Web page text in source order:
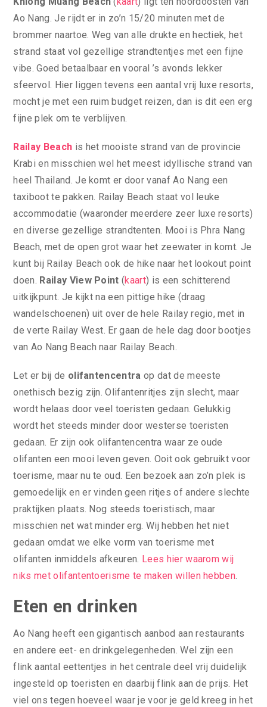
Ao Nang. Je rijdt er in zo’n 15/20 minuten met de
brommer naartoe. Weg van alle drukte en hectiek, het
strand staat vol gezellige strandtentjes met een fijne
vibe. Goed betaalbaar en vooral ’s avonds lekker
sfeervol. Hier liggen tevens een aantal vrij luxe resorts,
mocht je met een ruim budget reizen, dan is dit een erg
fijne plek om te verblijven.
Railay Beach is het mooiste strand van de provincie
Krabi en misschien wel het meest idyllische strand van
heel Thailand. Je komt er door vanaf Ao Nang een
taxiboot te pakken. Railay Beach staat vol leuke
accommodatie (waaronder meerdere zeer luxe resorts)
en diverse gezellige strandtenten. Mooi is Phra Nang
Beach, met de open grot waar het zeewater in komt. Je
kunt bij Railay Beach ook de hike naar het lookout point
doen. Railay View Point (kaart) is een schitterend
uitkijkpunt. Je kijkt na een pittige hike (draag
wandelschoenen) uit over de hele Railay regio, met in
de verte Railay West. Er gaan de hele dag door bootjes
van Ao Nang Beach naar Railay Beach.
Let er bij de olifantencentra op dat de meeste
onethisch bezig zijn. Olifantenritjes zijn slecht, maar
wordt helaas door veel toeristen gedaan. Gelukkig
wordt het steeds minder door westerse toeristen
gedaan. Er zijn ook olifantencentra waar ze oude
olifanten een mooi leven geven. Ooit ook gebruikt voor
toerisme, maar nu te oud. Een bezoek aan zo’n plek is
gemoedelijk en er vinden geen ritjes of andere slechte
praktijken plaats. Nog steeds toeristisch, maar
misschien net wat minder erg. Wij hebben het niet
gedaan omdat we elke vorm van toerisme met
olifanten inmiddels afkeuren. Lees hier waarom wij
niks met olifantentoerisme te maken willen hebben.
Eten en drinken
Ao Nang heeft een gigantisch aanbod aan restaurants
en andere eet- en drinkgelegenheden. Wel zijn een
flink aantal eettentjes in het centrale deel vrij duidelijk
ingesteld op toeristen en daarbij flink aan de prijs. Het
viel ons tegen hoeveel waar je voor je geld kreeg in het